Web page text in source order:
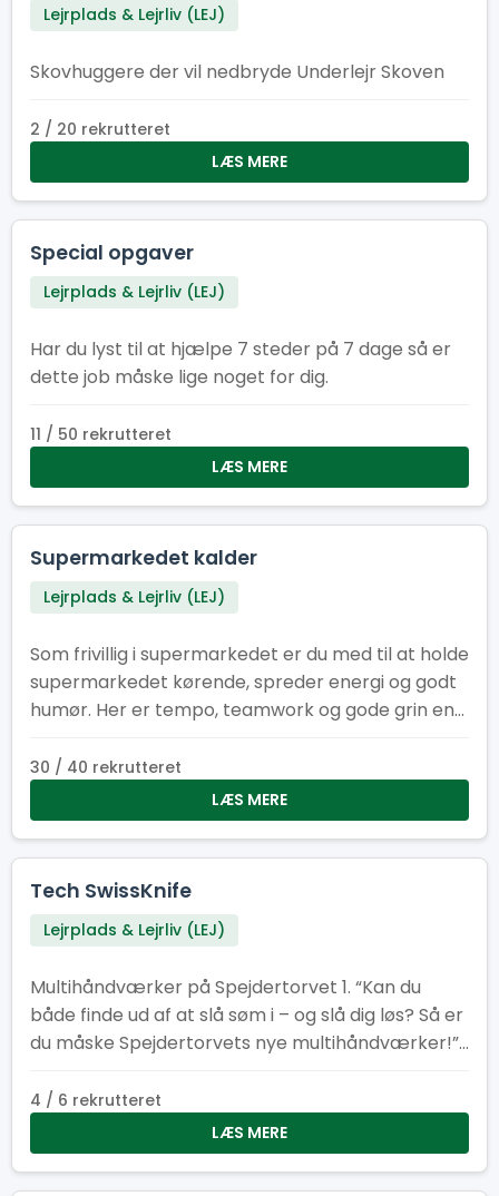
Lejrplads & Lejrliv (LEJ)
Skovhuggere der vil nedbryde Underlejr Skoven
2 / 20 rekrutteret
LÆS MERE
Special opgaver
Lejrplads & Lejrliv (LEJ)
Har du lyst til at hjælpe 7 steder på 7 dage så er
dette job måske lige noget for dig.
11 / 50 rekrutteret
LÆS MERE
Supermarkedet kalder
Lejrplads & Lejrliv (LEJ)
Som frivillig i supermarkedet er du med til at holde
supermarkedet kørende, spreder energi og godt
humør. Her er tempo, teamwork og gode grin en
hylderne er fyldt med energi om formiddagen og
30 / 40 rekrutteret
LÆS MERE
Tech SwissKnife
Lejrplads & Lejrliv (LEJ)
Multihåndværker på Spejdertorvet 1. “Kan du
både finde ud af at slå søm i – og slå dig løs? Så er
du måske Spejdertorvets nye multihåndværker!”
lyst til at bruge den? Vi søger en frivillig
altmulig‑helt til Spejdertorvet.” 3. “Er du typen der
elsker duften af savsmuld om morgenen? Bliv
4 / 6 rekrutteret
LÆS MERE